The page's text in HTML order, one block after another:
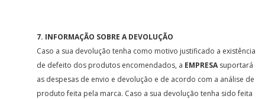
7. INFORMAÇÃO SOBRE A DEVOLUÇÃO
Caso a sua devolução tenha como motivo justificado a existência
de defeito dos produtos encomendados, a EMPRESAsuportará
as despesas de envio e devolução e de acordo com a análise de
produto feita pela marca. Caso a sua devolução tenha sido feita